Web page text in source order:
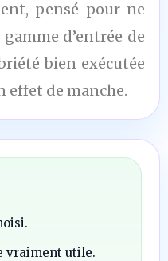
pensé pour ne
d’entrée de
bien exécutée
effet de manche.
vraiment utile.